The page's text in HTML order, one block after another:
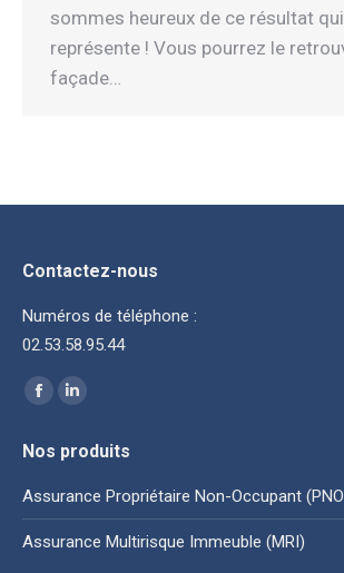
sommes heureux de ce résultat
représente ! Vous pourrez le
façade…
Contactez-nous
Numéros de téléphone :
02.53.58.95.44
Trouvez nous sur :
La
Facebook
s'ouvre
dans
une
La
LinkedIn
s'ouvre
dans
une
Nos produits
Assurance Propriétaire Non-Occupant
Assurance Multirisque Immeuble (MRI)